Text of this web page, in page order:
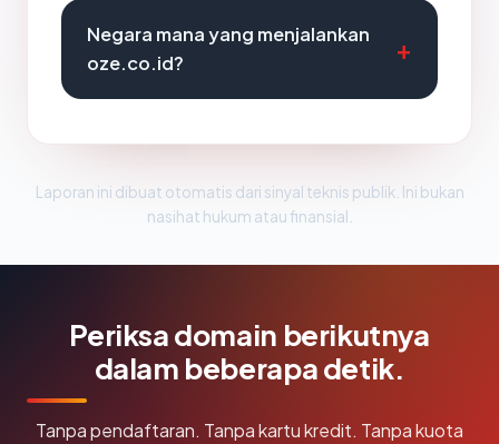
Negara mana yang menjalankan
oze.co.id?
Laporan ini dibuat otomatis dari sinyal teknis publik. Ini bukan
nasihat hukum atau finansial.
Periksa domain berikutnya
dalam beberapa detik.
Tanpa pendaftaran. Tanpa kartu kredit. Tanpa kuota